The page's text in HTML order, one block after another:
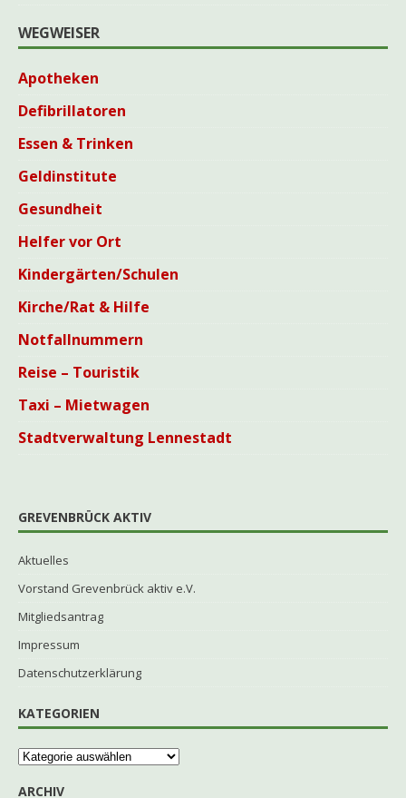
WEGWEISER
Apotheken
Defibrillatoren
Essen & Trinken
Geldinstitute
Gesundheit
Helfer vor Ort
Kindergärten/Schulen
Kirche/Rat & Hilfe
Notfallnummern
Reise – Touristik
Taxi – Mietwagen
Stadtverwaltung Lennestadt
GREVENBRÜCK AKTIV
Aktuelles
Vorstand Grevenbrück aktiv e.V.
Mitgliedsantrag
Impressum
Datenschutzerklärung
KATEGORIEN
ARCHIV